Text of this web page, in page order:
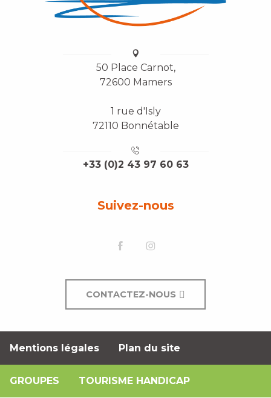
50 Place Carnot,
72600 Mamers
1 rue d'Isly
72110 Bonnétable
+33 (0)2 43 97 60 63
Suivez-nous
CONTACTEZ-NOUS
Mentions légales Plan du site
GROUPES TOURISME HANDICAP